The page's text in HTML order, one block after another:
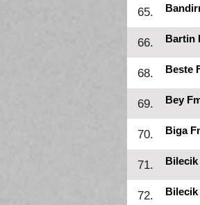
65.
66. Bartin
68. Beste
69. Bey
70. Biga
71. Bilecik
72. Bilecik